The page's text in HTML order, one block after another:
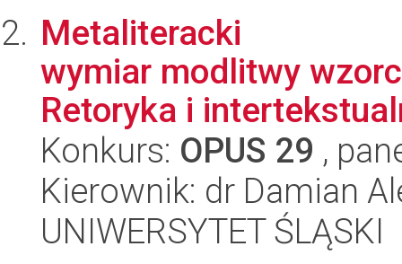
Metaliteracki
wymiar modlitwy
Retoryka i
Konkurs: OPUS 29 ,
Kierownik: dr Damian
UNIWERSYTET ŚLĄSKI